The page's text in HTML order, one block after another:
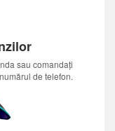
sau comandați
de telefon.